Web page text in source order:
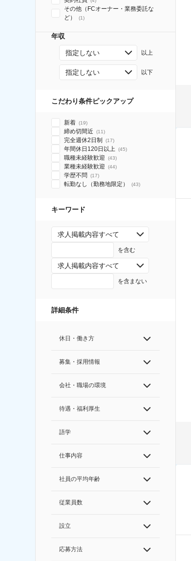
その他（FCオーナー・業務委託な
ど）
(1)
年収
指定しない 以上
指定しない 以下
こだわり条件ピックアップ
新着 (19)
締め切間近 (11)
完全週休2日制 (17)
年間休日120日以上 (45)
職種未経験歓迎 (43)
業種未経験歓迎 (44)
学歴不問 (17)
転勤なし（勤務地限定） (43)
キーワード
求人掲載内容すべて
を含む
求人掲載内容すべて
を含まない
詳細条件
休日・働き方
募集・採用情報
会社・職場の環境
待遇・福利厚生
語学
仕事内容
社員の平均年齢
従業員数
設立
応募方法